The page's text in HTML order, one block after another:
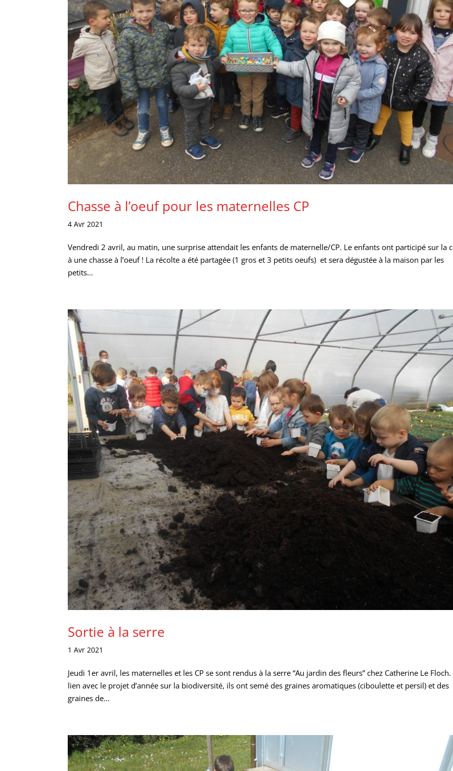
Chasse à l’oeuf pour les maternelles CP
4 Avr 2021
Vendredi 2 avril, au matin, une surprise attendait les enfants de maternelle/CP. Le enfants ont participé sur la
à une chasse à l’oeuf ! La récolte a été partagée (1 gros et 3 petits oeufs) et sera dégustée à la maison par les
petits...
Sortie à la serre
1 Avr 2021
Jeudi 1er avril, les maternelles et les CP se sont rendus à la serre “Au jardin des fleurs” chez Catherine Le Floch.
lien avec le projet d’année sur la biodiversité, ils ont semé des graines aromatiques (ciboulette et persil) et des
graines de...